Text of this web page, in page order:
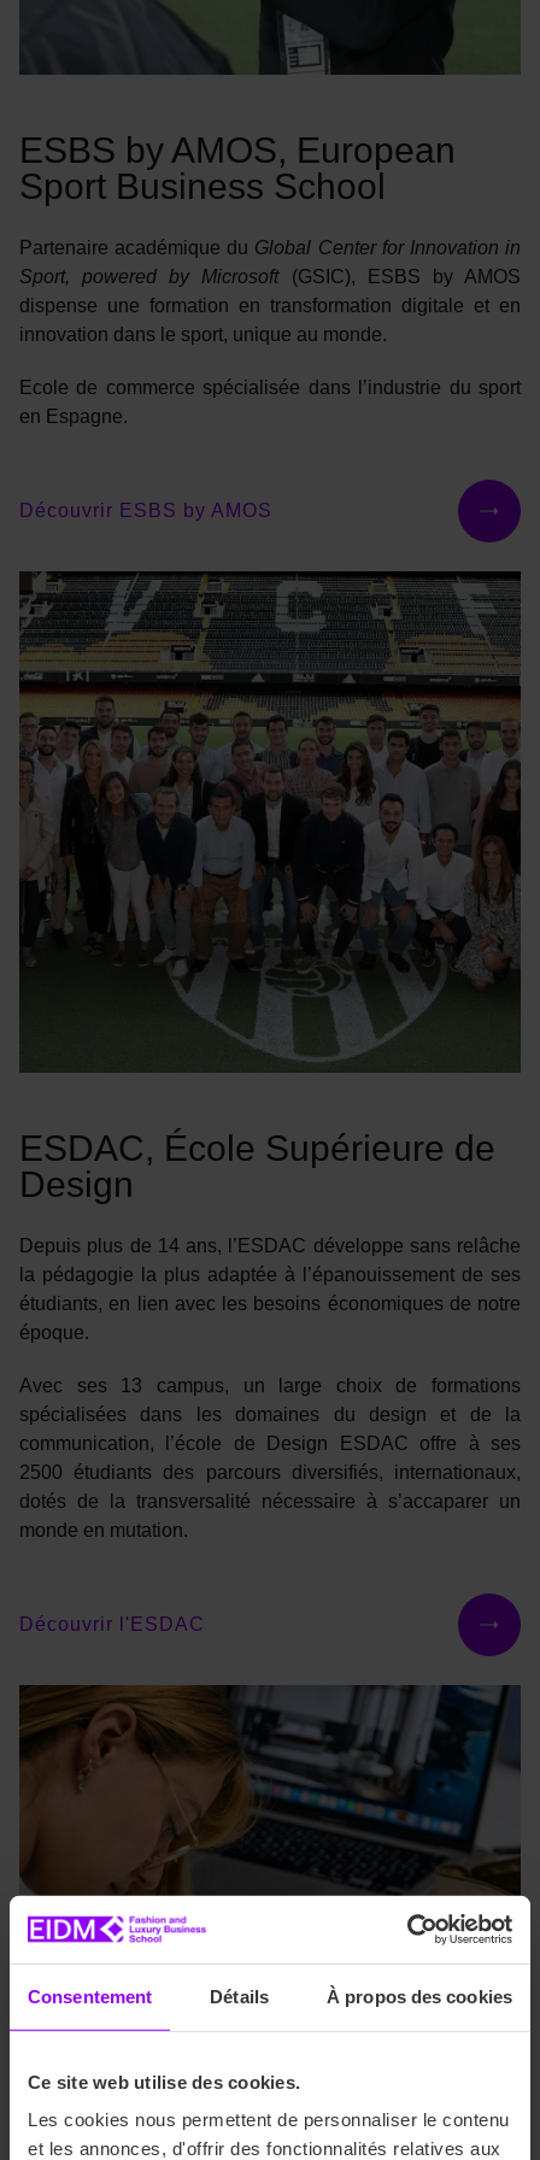
Consentement Détails À propos des cookies
Ce site web utilise des cookies.
Les cookies nous permettent de personnaliser le contenu
et les annonces, d'offrir des fonctionnalités relatives aux
ESBS by AMOS, European
Sport Business School
Partenaire académique du Global Center for Innovation in
Sport, powered by Microsoft(GSIC), ESBS by AMOS
dispense une formation en transformation digitale et en
innovation dans le sport, unique au monde.
Ecole de commerce spécialisée dans l’industrie du sport
en Espagne.
Découvrir ESBS by AMOS
ESDAC, École Supérieure de
Design
Depuis plus de 14 ans, l’ESDAC développe sans relâche
la pédagogie la plus adaptée à l’épanouissement de ses
étudiants, en lien avec les besoins économiques de notre
époque.
Avec ses 13 campus, un large choix de formations
spécialisées dans les domaines du design et de la
communication, l’école de Design ESDAC offre à ses
2500 étudiants des parcours diversifiés, internationaux,
dotés de la transversalité nécessaire à s’accaparer un
monde en mutation.
Découvrir l'ESDAC